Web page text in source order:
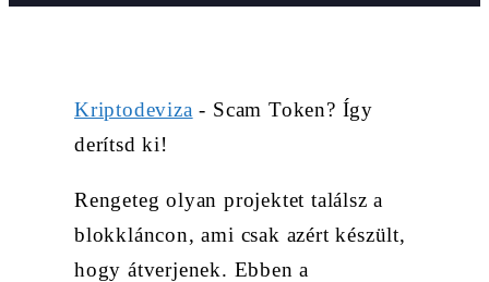
Kriptodeviza - Scam Token? Így
derítsd ki!
Rengeteg olyan projektet találsz a
blokkláncon, ami csak azért készült,
hogy átverjenek. Ebben a